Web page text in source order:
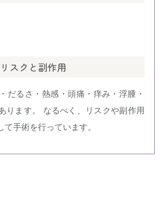
リスクと副作用
だるさ・熱感・頭痛・痒み・浮腫・
ります。 なるべく、リスクや副作用
手術を行っています。